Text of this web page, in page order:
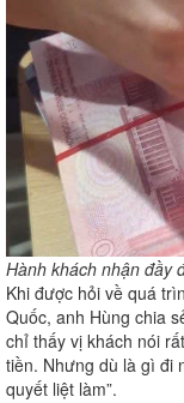
Hành khách nhận đầy
Khi được hỏi về quá
Quốc, anh Hùng chia
chỉ thấy vị khách nói
tiền. Nhưng dù là gì đi
quyết liệt làm”.